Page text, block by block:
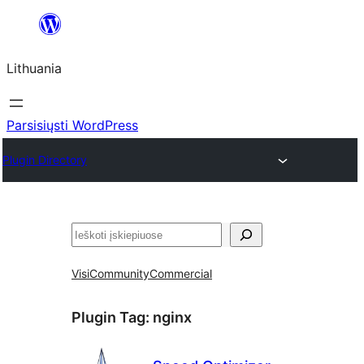
turinio
Lithuania
Parsisiųsti WordPress
Plugin Directory
Paieška
VisiCommunityCommercial
Plugin Tag: nginx